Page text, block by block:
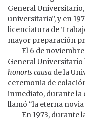
General
universitaria”, y en
licenciatura de
mayor preparación
El 6 de
General
honoris causa de la
ceremonia de
inmediato, durante la
llamó “la eterna novia
En 1973, durante